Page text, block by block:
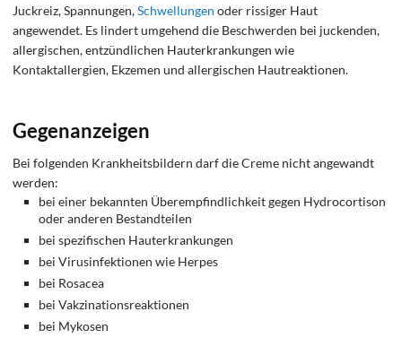
Juckreiz, Spannungen,Schwellungen oder rissiger Haut
angewendet. Es lindert umgehend die Beschwerden bei juckenden,
allergischen, entzündlichen Hauterkrankungen wie
Kontaktallergien, Ekzemen und allergischen Hautreaktionen.
Gegenanzeigen
Bei folgenden Krankheitsbildern darf die Creme nicht angewandt
werden:
bei einer bekannten Überempfindlichkeit gegen Hydrocortison
oder anderen Bestandteilen
bei spezifischen Hauterkrankungen
bei Virusinfektionen wie Herpes
bei Rosacea
bei Vakzinationsreaktionen
bei Mykosen